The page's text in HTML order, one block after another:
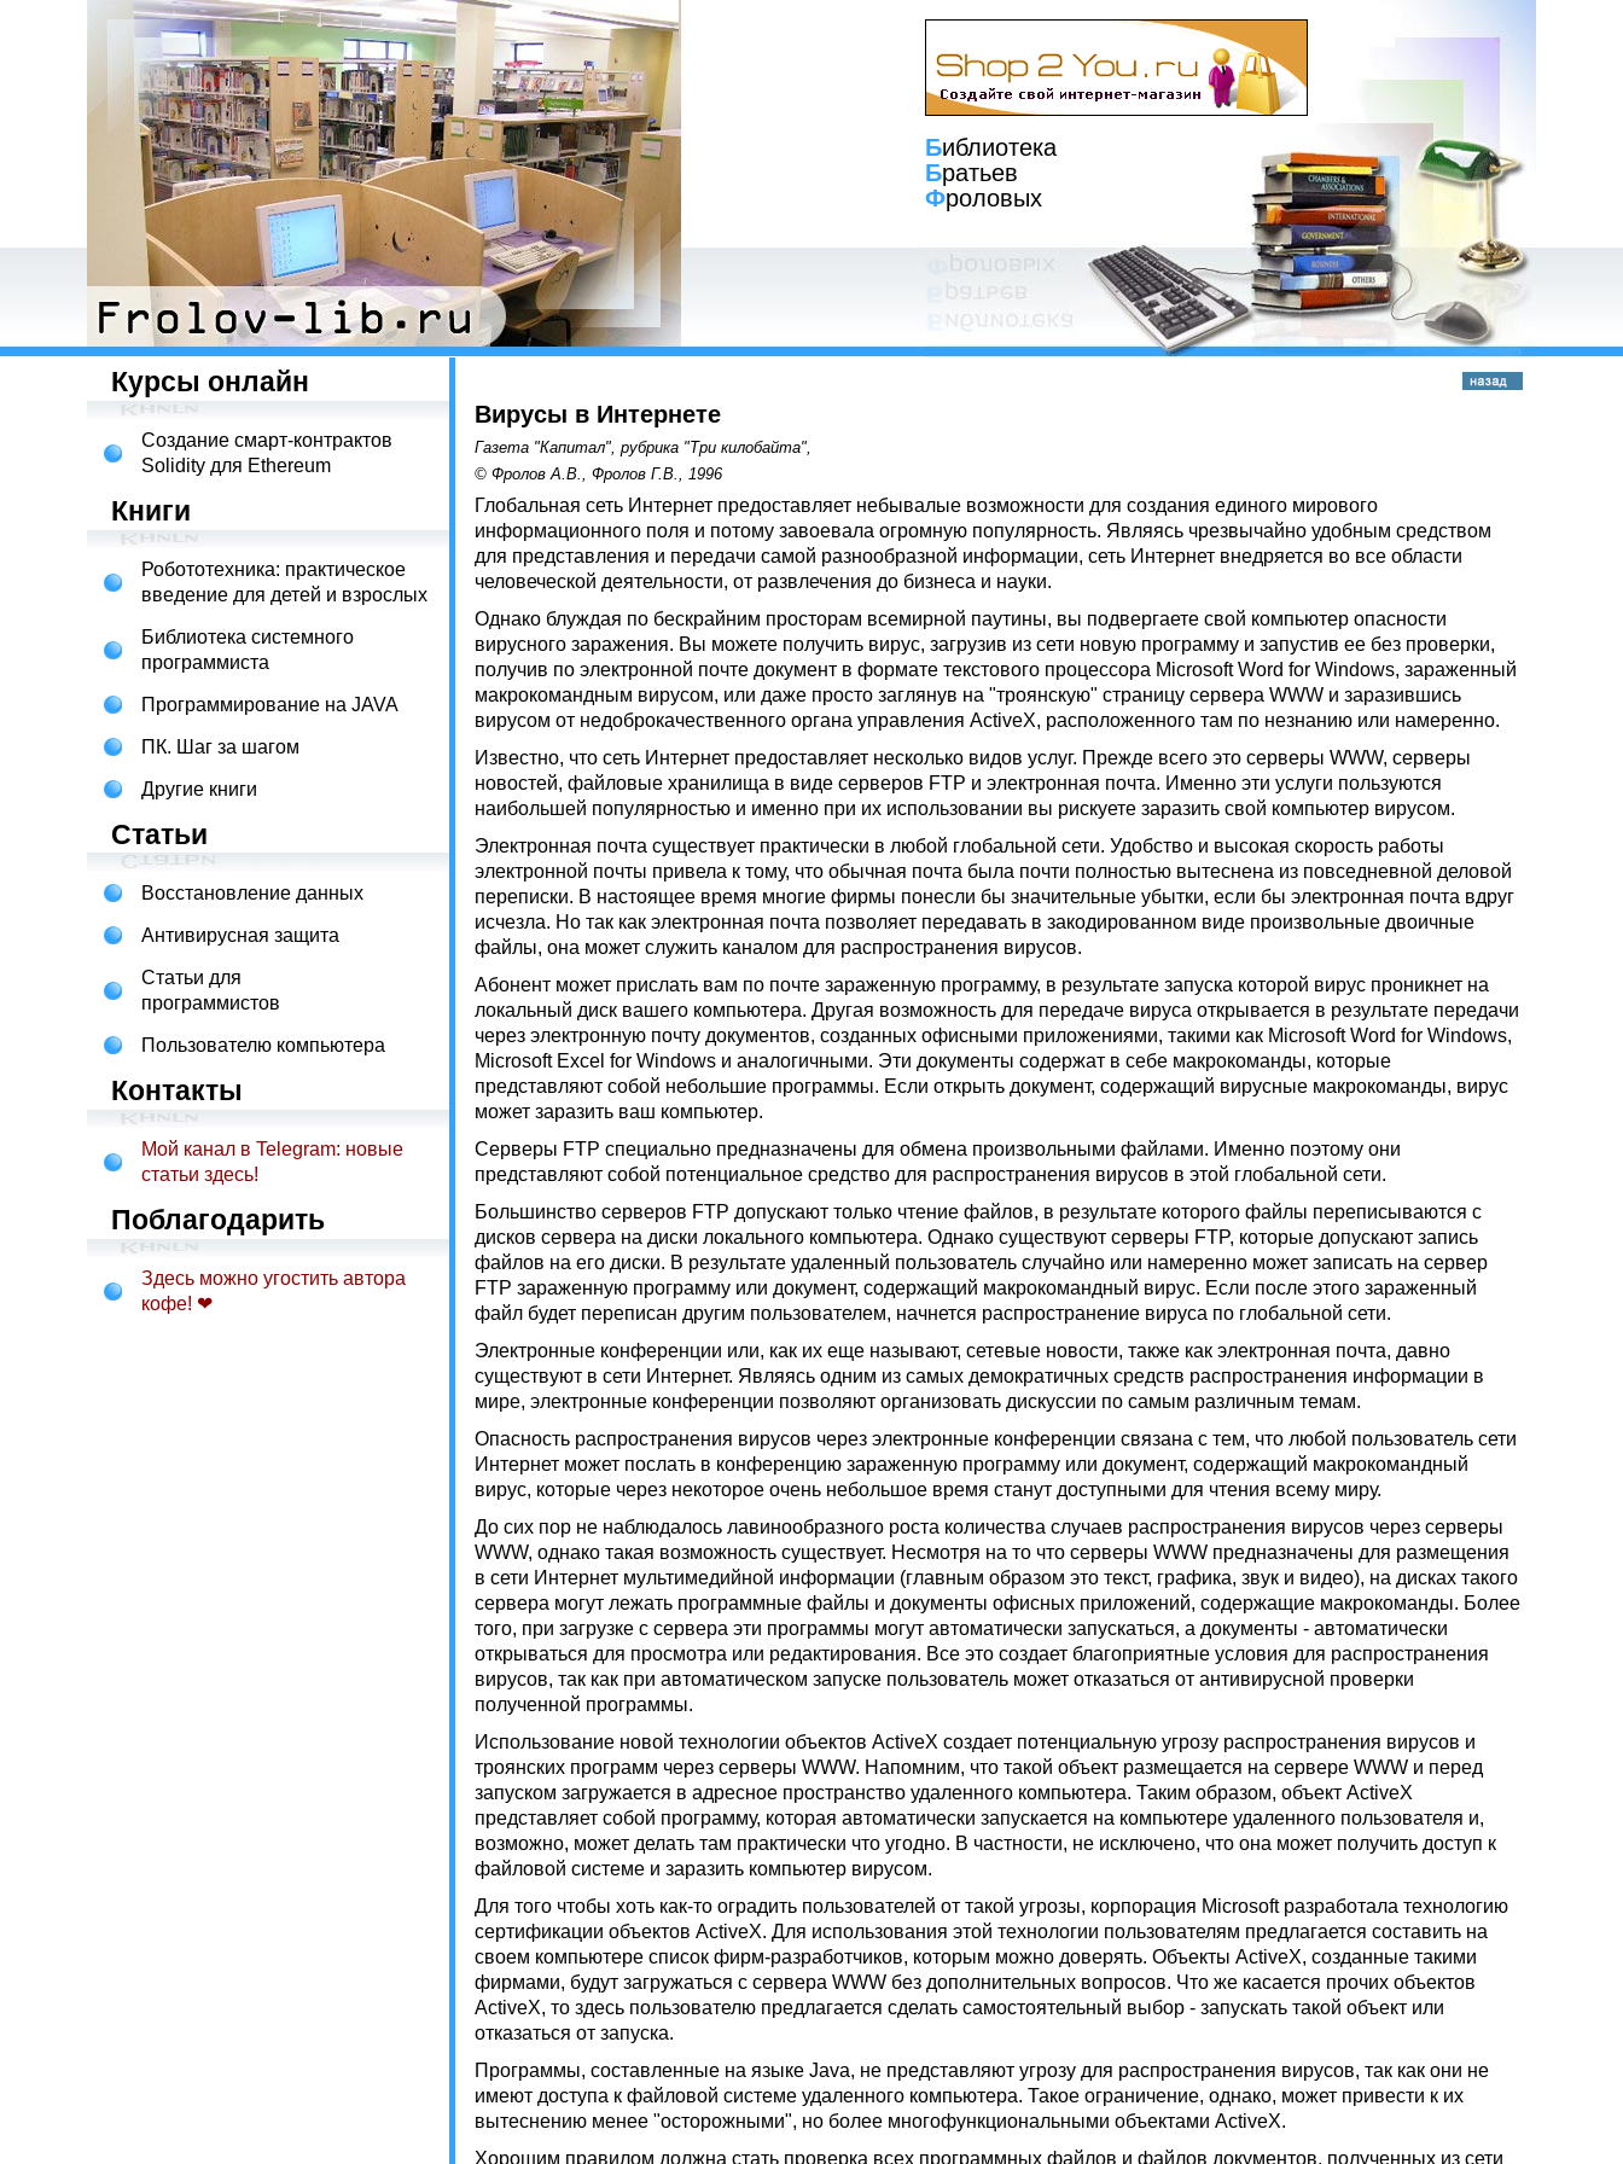
Библиотека
Братьев
Фроловых
Курсы онлайн
Создание смарт-контрактов
Solidity для Ethereum
Книги
Робототехника: практическое
введение для детей и взрослых
Библиотека системного
программиста
Программирование на JAVA
ПК. Шаг за шагом
Другие книги
Статьи
Восстановление данных
Антивирусная защита
Статьи для
программистов
Пользователю компьютера
Контакты
Мой канал в Telegram: новые
статьи здесь!
Поблагодарить
Здесь можно угостить автора
кофе! ❤
Вирусы в Интернете
Газета "Капитал", рубрика "Три килобайта",
© Фролов А.В., Фролов Г.В., 1996
Глобальная сеть Интернет предоставляет небывалые возможности для создания единого мирового
информационного поля и потому завоевала огромную популярность. Являясь чрезвычайно удобным средством
для представления и передачи самой разнообразной информации, сеть Интернет внедряется во все области
человеческой деятельности, от развлечения до бизнеса и науки.
Однако блуждая по бескрайним просторам всемирной паутины, вы подвергаете свой компьютер опасности
вирусного заражения. Вы можете получить вирус, загрузив из сети новую программу и запустив ее без проверки,
получив по электронной почте документ в формате текстового процессора Microsoft Word for Windows, зараженный
макрокомандным вирусом, или даже просто заглянув на "троянскую" страницу сервера WWW и заразившись
вирусом от недоброкачественного органа управления ActiveX, расположенного там по незнанию или намеренно.
Известно, что сеть Интернет предоставляет несколько видов услуг. Прежде всего это серверы WWW, серверы
новостей, файловые хранилища в виде серверов FTP и электронная почта. Именно эти услуги пользуются
наибольшей популярностью и именно при их использовании вы рискуете заразить свой компьютер вирусом.
Электронная почта существует практически в любой глобальной сети. Удобство и высокая скорость работы
электронной почты привела к тому, что обычная почта была почти полностью вытеснена из повседневной деловой
переписки. В настоящее время многие фирмы понесли бы значительные убытки, если бы электронная почта вдруг
исчезла. Но так как электронная почта позволяет передавать в закодированном виде произвольные двоичные
файлы, она может служить каналом для распространения вирусов.
Абонент может прислать вам по почте зараженную программу, в результате запуска которой вирус проникнет на
локальный диск вашего компьютера. Другая возможность для передаче вируса открывается в результате передачи
через электронную почту документов, созданных офисными приложениями, такими как Microsoft Word for Windows,
Microsoft Excel for Windows и аналогичными. Эти документы содержат в себе макрокоманды, которые
представляют собой небольшие программы. Если открыть документ, содержащий вирусные макрокоманды, вирус
может заразить ваш компьютер.
Серверы FTP специально предназначены для обмена произвольными файлами. Именно поэтому они
представляют собой потенциальное средство для распространения вирусов в этой глобальной сети.
Большинство серверов FTP допускают только чтение файлов, в результате которого файлы переписываются с
дисков сервера на диски локального компьютера. Однако существуют серверы FTP, которые допускают запись
файлов на его диски. В результате удаленный пользователь случайно или намеренно может записать на сервер
FTP зараженную программу или документ, содержащий макрокомандный вирус. Если после этого зараженный
файл будет переписан другим пользователем, начнется распространение вируса по глобальной сети.
Электронные конференции или, как их еще называют, сетевые новости, также как электронная почта, давно
существуют в сети Интернет. Являясь одним из самых демократичных средств распространения информации в
мире, электронные конференции позволяют организовать дискуссии по самым различным темам.
Опасность распространения вирусов через электронные конференции связана с тем, что любой пользователь сети
Интернет может послать в конференцию зараженную программу или документ, содержащий макрокомандный
вирус, которые через некоторое очень небольшое время станут доступными для чтения всему миру.
До сих пор не наблюдалось лавинообразного роста количества случаев распространения вирусов через серверы
WWW, однако такая возможность существует. Несмотря на то что серверы WWW предназначены для размещения
в сети Интернет мультимедийной информации (главным образом это текст, графика, звук и видео), на дисках такого
сервера могут лежать программные файлы и документы офисных приложений, содержащие макрокоманды. Более
того, при загрузке с сервера эти программы могут автоматически запускаться, а документы - автоматически
открываться для просмотра или редактирования. Все это создает благоприятные условия для распространения
вирусов, так как при автоматическом запуске пользователь может отказаться от антивирусной проверки
полученной программы.
Использование новой технологии объектов ActiveX создает потенциальную угрозу распространения вирусов и
троянских программ через серверы WWW. Напомним, что такой объект размещается на сервере WWW и перед
запуском загружается в адресное пространство удаленного компьютера. Таким образом, объект ActiveX
представляет собой программу, которая автоматически запускается на компьютере удаленного пользователя и,
возможно, может делать там практически что угодно. В частности, не исключено, что она может получить доступ к
файловой системе и заразить компьютер вирусом.
Для того чтобы хоть как-то оградить пользователей от такой угрозы, корпорация Microsoft разработала технологию
сертификации объектов ActiveX. Для использования этой технологии пользователям предлагается составить на
своем компьютере список фирм-разработчиков, которым можно доверять. Объекты ActiveX, созданные такими
фирмами, будут загружаться с сервера WWW без дополнительных вопросов. Что же касается прочих объектов
ActiveX, то здесь пользователю предлагается сделать самостоятельный выбор - запускать такой объект или
отказаться от запуска.
Программы, составленные на языке Java, не представляют угрозу для распространения вирусов, так как они не
имеют доступа к файловой системе удаленного компьютера. Такое ограничение, однако, может привести к их
вытеснению менее "осторожными", но более многофункциональными объектами ActiveX.
Хорошим правилом должна стать проверка всех программных файлов и файлов документов, полученных из сети